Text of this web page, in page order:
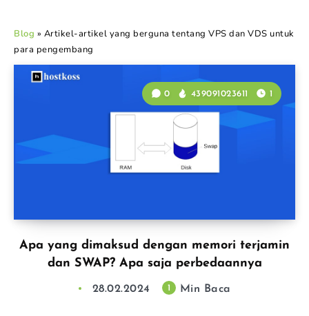
Blog » Artikel-artikel yang berguna tentang VPS dan VDS untuk
para pengembang
Apa yang dimaksud dengan memori terjamin
dan SWAP? Apa saja perbedaannya
0 439091023611 1
28.02.2024 1 Min Baca